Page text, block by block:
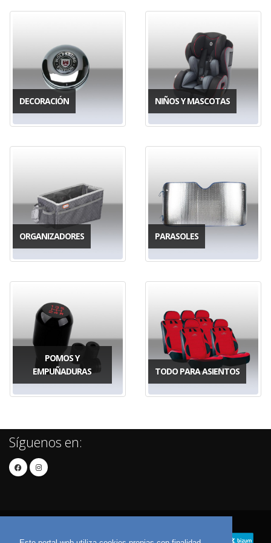
DECORACIÓN NIÑOS Y MASCOTAS
ORGANIZADORES PARASOLES
POMOS Y
EMPUÑADURAS
TODO PARA ASIENTOS
Síguenos en: